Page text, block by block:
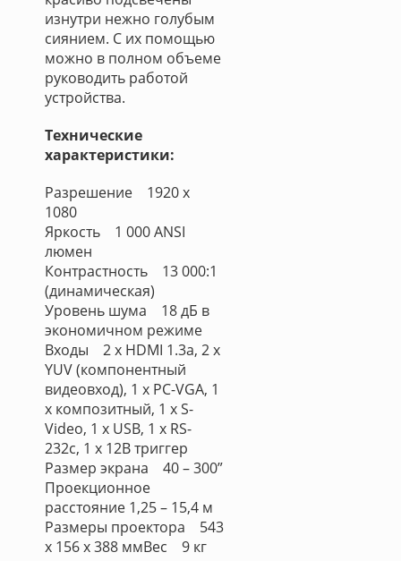
изнутри нежно голубым
сиянием. С их помощью
можно в полном объеме
руководить работой
устройства.
Технические
характеристики:
Разрешение 1920 х
1080
Яркость 1 000 ANSI
люмен
Контрастность 13 000:1
(динамическая)
Уровень шума 18 дБ в
экономичном режиме
Входы 2 x HDMI 1.3a, 2 x
YUV (компонентный
видеовход), 1 x PC-VGA, 1
х композитный, 1 x S-
Video, 1 х USB, 1 х RS-
232c, 1 х 12В триггер
Размер экрана 40 – 300”
Проекционное
расстояние 1,25 – 15,4 м
Размеры проектора 543
х 156 х 388 ммВес 9 кг